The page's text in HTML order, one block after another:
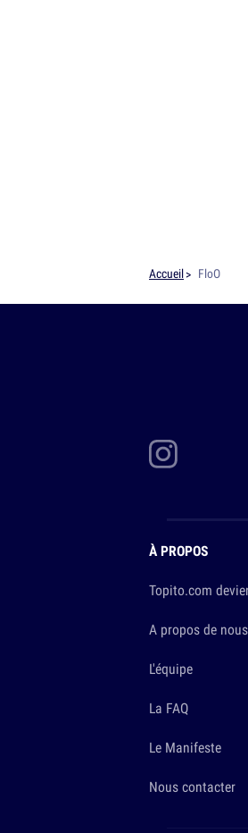
Accueil FloO
À PROPOS
Topito.com
A propos de nous
L'équipe
La FAQ
Le Manifeste
Nous contacter